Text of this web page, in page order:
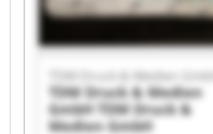
TDM Druck & Medien GmbH
TDM Druck & Medien
GmbH TDM Druck &
Medien GmbH